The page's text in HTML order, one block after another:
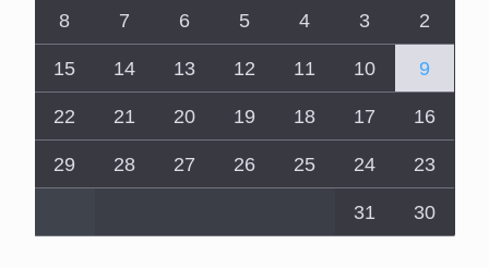
2
3
4
5
6
7
8
9
10
11
12
13
14
15
16
17
18
19
20
21
22
23
24
25
26
27
28
29
30
31